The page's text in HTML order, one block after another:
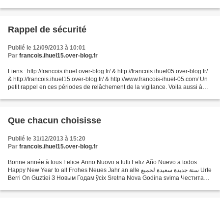
Rappel de sécurité
Publié le 12/09/2013 à 10:01
Par francois.ihuel15.over-blog.fr
Liens : http://francois.ihuel.over-blog.fr/ & http://francois.ihuel05.over-blog.fr/
& http://francois.ihuel15.over-blog.fr/ & http://www.francois-ihuel-05.com/ Un
petit rappel en ces périodes de relâchement de la vigilance. Voila aussi à
Que chacun choisisse
Publié le 31/12/2013 à 15:20
Par francois.ihuel15.over-blog.fr
Bonne année à tous Felice Anno Nuovo a tutti Feliz Año Nuevo a todos
Happy New Year to all Frohes Neues Jahr an alle سنة جديدة سعيدة لجميع Urte
Berri On Guztiei З Новым Годам ўсіх Sretna Nova Godina svima Честита